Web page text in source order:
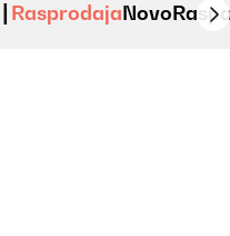
RasprodajaNovo